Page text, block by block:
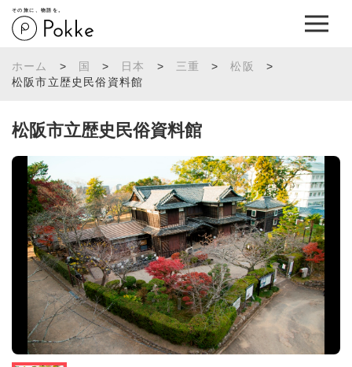
その旅に、物語を。
ホーム > 国 > 日本 > 三重 > 松阪
>
松阪市立歴史民俗資料館
松阪市立歴史民俗資料館